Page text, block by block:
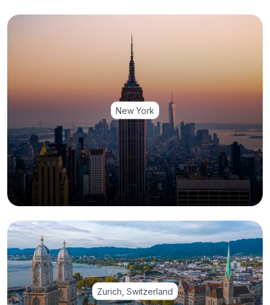
New York
Zurich, Switzerland